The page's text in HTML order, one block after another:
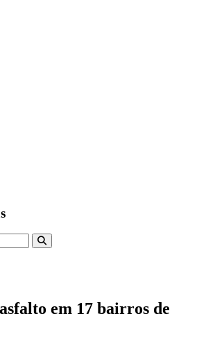
em 17 bairros de